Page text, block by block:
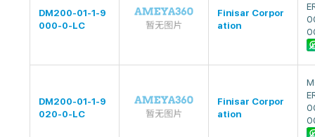
DM200-01-1-9
000-0-LC
Finisar Corpor
ation
DM200-01-1-9
020-0-LC
Finisar Corpor
ation